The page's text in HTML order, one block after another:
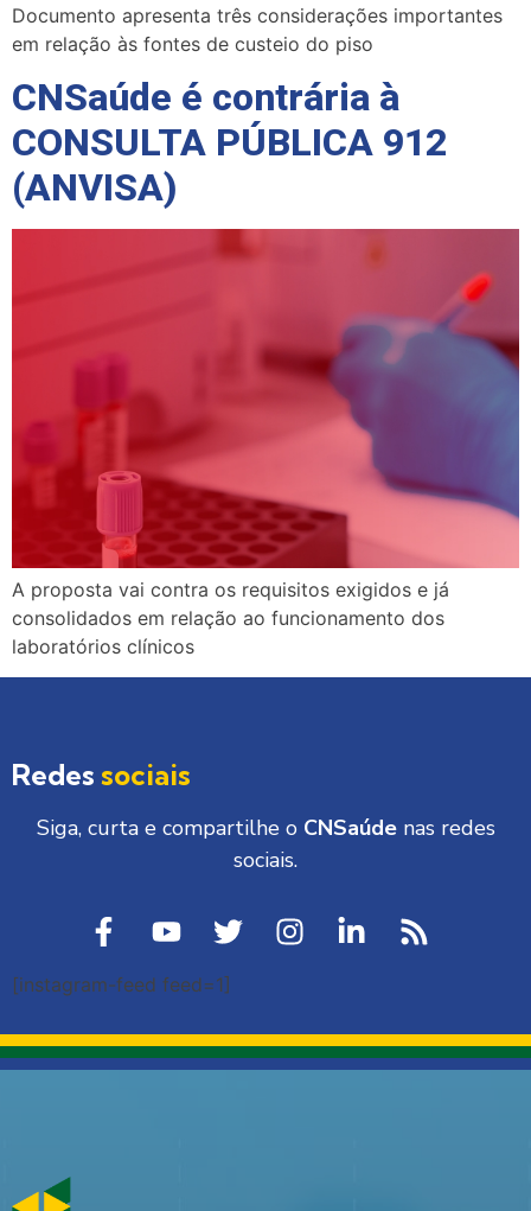
Documento apresenta três considerações importantes
em relação às fontes de custeio do piso
CNSaúde é contrária à
CONSULTA PÚBLICA 912
(ANVISA)
A proposta vai contra os requisitos exigidos e já
consolidados em relação ao funcionamento dos
laboratórios clínicos
Redes sociais
Siga, curta e compartilhe o CNSaúdenas redes
sociais.
[instagram-feed feed=1]